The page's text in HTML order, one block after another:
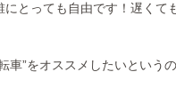
とっても自由です！遅くて
車”をオススメしたいという